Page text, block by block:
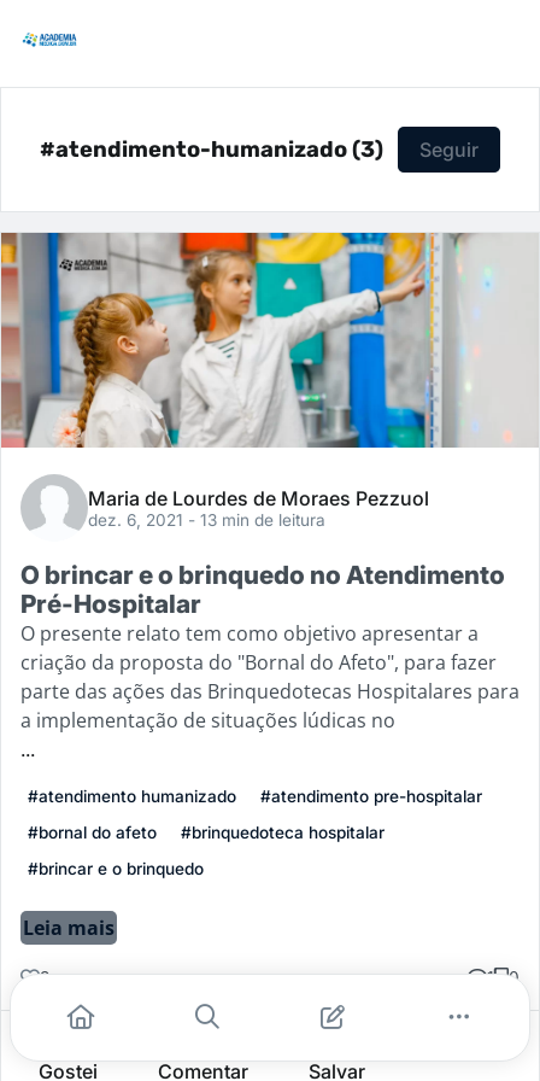
#atendimento-humanizado (3) Seguir
Maria de Lourdes de Moraes Pezzuol
dez. 6, 2021 - 13 min de leitura
O brincar e o brinquedo no Atendimento
Pré-Hospitalar
O presente relato tem como objetivo apresentar a
criação da proposta do "Bornal do Afeto", para fazer
parte das ações das Brinquedotecas Hospitalares para
a implementação de situações lúdicas no
...
#atendimento humanizado
#atendimento pre-hospitalar
#bornal do afeto
#brinquedoteca hospitalar
#brincar e o brinquedo
Leia mais
3 1 0
Gostei Comentar Salvar